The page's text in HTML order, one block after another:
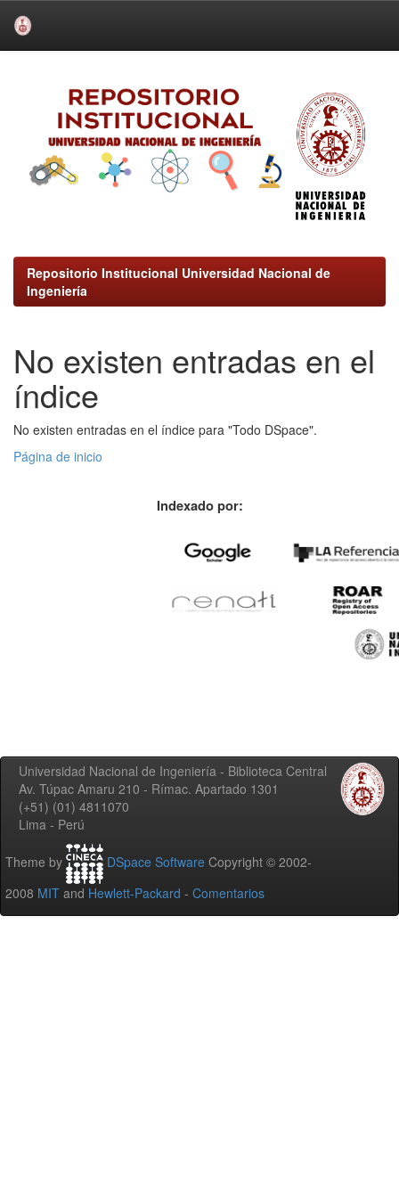
Repositorio Institucional Universidad Nacional de
Ingeniería
No existen entradas en el
índice
No existen entradas en el índice para "Todo DSpace".
Página de inicio
Indexado por:
Universidad Nacional de Ingeniería - Biblioteca Central
Av. Túpac Amaru 210 - Rímac. Apartado 1301
(+51) (01) 4811070
Lima - Perú
Theme by DSpace Software Copyright © 2002-
2008 MIT and Hewlett-Packard - Comentarios